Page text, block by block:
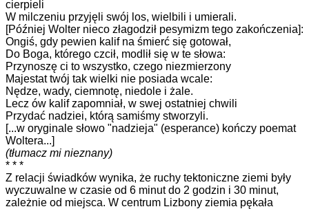
cierpieli
W milczeniu przyjęli swój los, wielbili i umierali.
[Później Wolter nieco złagodził pesymizm tego zakończenia]:
Ongiś, gdy pewien kalif na śmierć się gotował,
Do Boga, którego czcił, modlił się w te słowa:
Przynoszę ci to wszystko, czego niezmierzony
Majestat twój tak wielki nie posiada wcale:
Nędze, wady, ciemnotę, niedole i żale.
Lecz ów kalif zapomniał, w swej ostatniej chwili
Przydać nadziei, którą samiśmy stworzyli.
[...w oryginale słowo "nadzieja" (esperance) kończy poemat
Woltera...]
(tłumacz mi nieznany)
* * *
Z relacji świadków wynika, że ruchy tektoniczne ziemi były
wyczuwalne w czasie od 6 minut do 2 godzin i 30 minut,
zależnie od miejsca. W centrum Lizbony ziemia pękała